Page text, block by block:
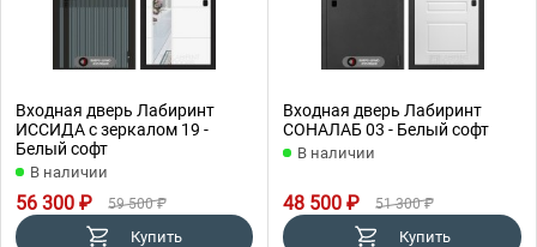
Входная дверь Лабиринт
ИССИДА с зеркалом 19 -
Белый софт
В наличии
56 300 ₽ 59 500 ₽
Купить
Входная дверь Лабиринт
СОНАЛАБ 03 - Белый софт
В наличии
48 500 ₽ 51 300 ₽
Купить